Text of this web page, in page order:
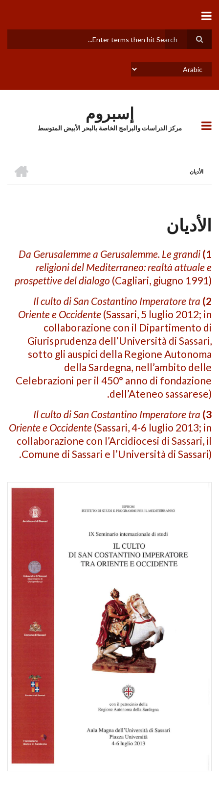
إلى
الرئيسي
Select
your
إسبروم
مركز الدراسات والبرامج الخاصة بالبحر الأبيض المتوسط
BREADCRUMB
الأديان
الأديان
1)
Da Gerusalemme a Gerusalemme. Le grandi
religioni del Mediterraneo: realtà attuale e
prospettive del dialogo (Cagliari, giugno 1991)
2)
Il culto di San Costantino Imperatore tra
Oriente e Occidente (Sassari, 5 luglio 2012; in
collaborazione con il Dipartimento di
Giurisprudenza dell’Università di Sassari,
sotto gli auspici della Regione Autonoma
della Sardegna, nell’ambito delle
Celebrazioni per il 450° anno di fondazione
dell’Ateneo sassarese).
3)
Il culto di San Costantino Imperatore tra
Oriente e Occidente (Sassari, 4-6 luglio 2013; in
collaborazione con l’Arcidiocesi di Sassari, il
Comune di Sassari e l’Università di Sassari).